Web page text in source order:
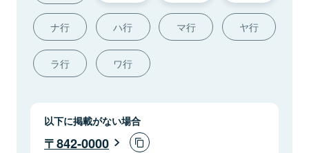
ナ行 ハ行 マ行 ヤ行
ラ行 ワ行
以下に掲載がない場合
842-0000